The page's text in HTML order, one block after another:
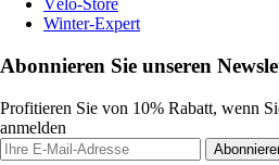
Vélo-Store
Winter-Expert
Abonnieren Sie unseren
Profitieren Sie von 10% Rabatt, wenn
anmelden